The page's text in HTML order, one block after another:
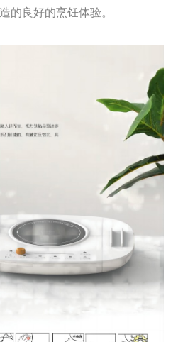
的良好的烹饪体验。